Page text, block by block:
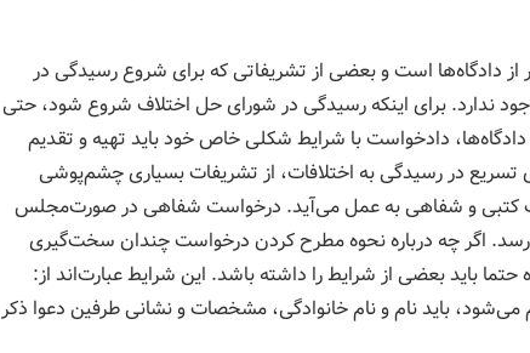
دادگاه‌ها است و بعضی از تشریفاتی که برای شروع رسیدگی در
ندارد. برای اینکه رسیدگی در شورای حل اختلاف شروع شود، حتی
دادخواست با شرایط شکلی خاص خود باید تهیه و تقدیم
در رسیدگی به اختلافات، از تشریفات بسیاری چشم‌پوشی
کتبی و شفاهی به عمل می‌آید. درخواست شفاهی در صورت‌مجلس
اگر چه درباره نحوه مطرح کردن درخواست چندان سخت‌گیری
باید بعضی از شرایط را داشته باشد. این شرایط عبارت‌اند از:
باید نام و نام خانوادگی، مشخصات و نشانی طرفین دعوا ذکر